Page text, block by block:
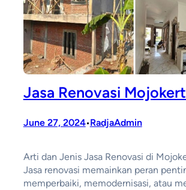
Jasa Renovasi
June 27, 2024•RadjaAdmin
Arti dan Jenis Jasa Renovasi di
Jasa renovasi memainkan peran
memperbaiki, memodernisasi, atau